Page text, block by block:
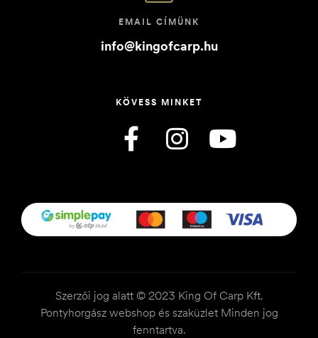
EMAIL CÍMÜNK
info@kingofcarp.hu
KÖVESS MINKET
Szerzői jog alatt © 2023 King Of Carp Kft.
Pontyhorgász webshop és szaküzlet Minden jog
fenntartva.